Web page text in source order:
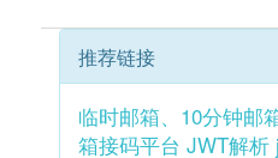
推荐链接
临时邮箱、10分钟邮
箱接码平台 JWT解析